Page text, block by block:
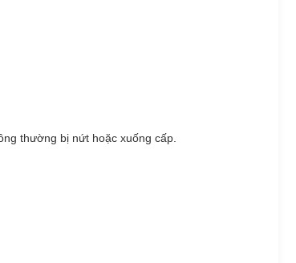
thường bị nứt hoặc xuống cấp.